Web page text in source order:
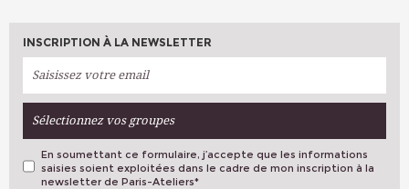
INSCRIPTION À LA NEWSLETTER
Sélectionnez vos groupes
En soumettant ce formulaire, j’accepte que les informations
saisies soient exploitées dans le cadre de mon inscription à la
newsletter de Paris-Ateliers*